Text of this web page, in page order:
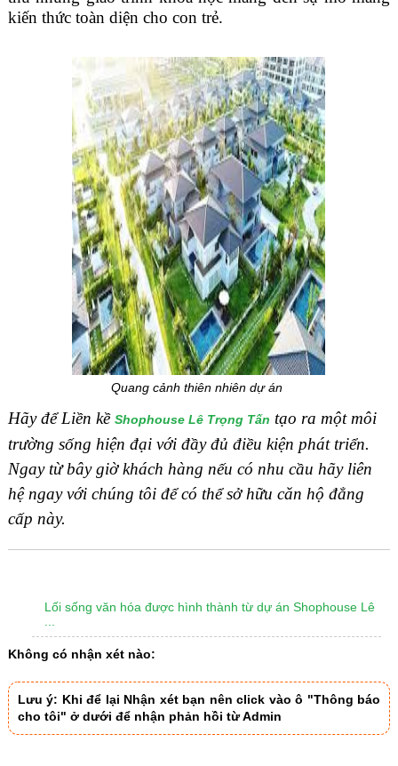
kiến thức toàn diện cho con trẻ.
Quang cảnh thiên nhiên dự án
Hãy để Liền kề Shophouse Lê Trọng Tấn tạo ra một môi
trường sống hiện đại với đầy đủ điều kiện phát triển.
Ngay từ bây giờ khách hàng nếu có nhu cầu hãy liên
hệ ngay với chúng tôi để có thể sở hữu căn hộ đẳng
cấp này.
Lối sống văn hóa được hình thành từ dự án Shophouse Lê
Không có nhận xét nào:
Lưu ý: Khi để lại Nhận xét bạn nên click vào ô "Thông báo
cho tôi" ở dưới để nhận phản hồi từ Admin